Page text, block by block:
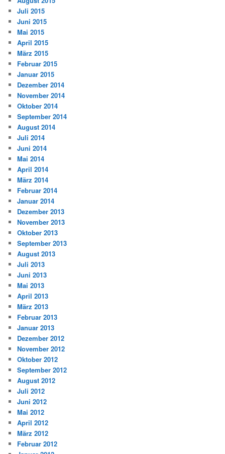
Juli 2015
Juni 2015
Mai 2015
April 2015
März 2015
Februar 2015
Januar 2015
Dezember 2014
November 2014
Oktober 2014
September 2014
August 2014
Juli 2014
Juni 2014
Mai 2014
April 2014
März 2014
Februar 2014
Januar 2014
Dezember 2013
November 2013
Oktober 2013
September 2013
August 2013
Juli 2013
Juni 2013
Mai 2013
April 2013
März 2013
Februar 2013
Januar 2013
Dezember 2012
November 2012
Oktober 2012
September 2012
August 2012
Juli 2012
Juni 2012
Mai 2012
April 2012
März 2012
Februar 2012